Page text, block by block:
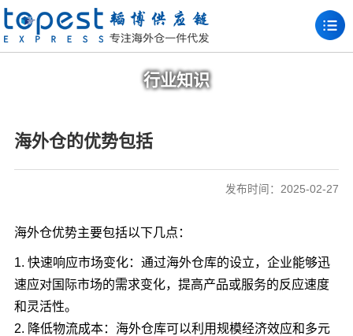
行业知识
海外仓的优势包括
发布时间：2025-02-27
海外仓优势主要包括以下几点：
1. 快速响应市场变化：通过海外仓库的设立，企业能够迅
速应对国际市场的需求变化，提高产品或服务的反应速度
和灵活性。
2. 降低物流成本：海外仓库可以利用规模经济效应和多元